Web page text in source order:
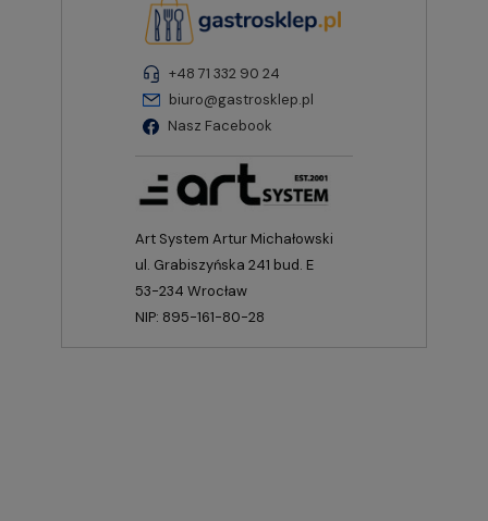
+48 71 332 90 24
biuro@gastrosklep.pl
Nasz Facebook
Art System Artur Michałowski
ul. Grabiszyńska 241 bud. E
53-234 Wrocław
NIP: 895-161-80-28